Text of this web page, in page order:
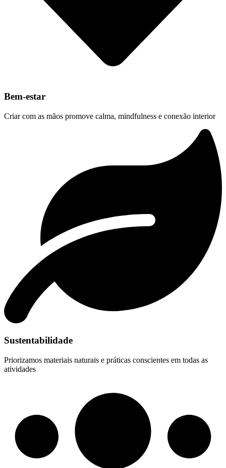
Bem-estar
Criar com as mãos promove calma, mindfulness e conexão interior
Sustentabilidade
Priorizamos materiais naturais e práticas conscientes em todas as
atividades